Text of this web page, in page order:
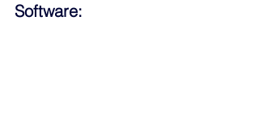
Software: